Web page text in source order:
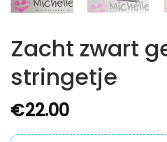
Zacht zwart
stringetje
€22.00